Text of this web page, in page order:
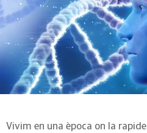
Vivim en una època on la